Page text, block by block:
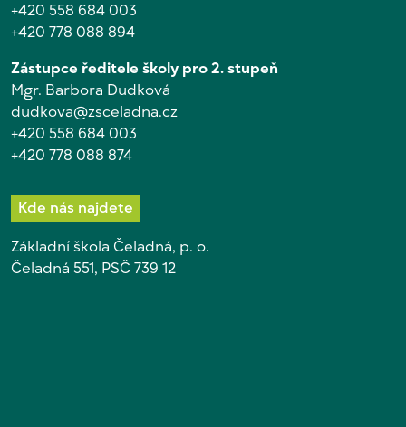
+420 558 684 003
+420 778 088 894
Zástupce ředitele školy pro 2. stupeň
Mgr. Barbora Dudková
dudkova@zsceladna.cz
+420 558 684 003
+420 778 088 874
Kde nás najdete
Základní škola Čeladná, p. o.
Čeladná 551, PSČ 739 12